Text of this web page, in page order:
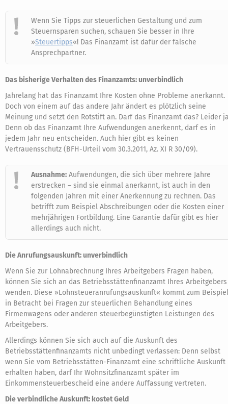
Wenn Sie Tipps zur steuerlichen Gestaltung und zum
Steuernsparen suchen, schauen Sie besser in Ihre
»Steuertipps«! Das Finanzamt ist dafür der falsche
Ansprechpartner.
Das bisherige Verhalten des Finanzamts: unverbindlich
Jahrelang hat das Finanzamt Ihre Kosten ohne Probleme anerkannt.
Doch von einem auf das andere Jahr ändert es plötzlich seine
Meinung und setzt den Rotstift an. Darf das Finanzamt das? Leider
Denn ob das Finanzamt Ihre Aufwendungen anerkennt, darf es in
jedem Jahr neu entscheiden. Auch hier gibt es keinen
Vertrauensschutz (BFH-Urteil vom 30.3.2011, Az. XI R 30/09).
Ausnahme: Aufwendungen, die sich über mehrere Jahre
erstrecken – sind sie einmal anerkannt, ist auch in den
folgenden Jahren mit einer Anerkennung zu rechnen. Das
betrifft zum Beispiel Abschreibungen oder die Kosten einer
mehrjährigen Fortbildung. Eine Garantie dafür gibt es hier
allerdings auch nicht.
Die Anrufungsauskunft: unverbindlich
Wenn Sie zur Lohnabrechnung Ihres Arbeitgebers Fragen haben,
können Sie sich an das Betriebsstättenfinanzamt Ihres Arbeitgebers
wenden. Diese »Lohnsteueranrufungsauskunft« kommt zum Beispiel
in Betracht bei Fragen zur steuerlichen Behandlung eines
Firmenwagens oder anderen steuerbegünstigten Leistungen des
Arbeitgebers.
Allerdings können Sie sich auch auf die Auskunft des
Betriebsstättenfinanzamts nicht unbedingt verlassen: Denn selbst
wenn Sie vom Betriebsstätten-Finanzamt eine schriftliche Auskunft
erhalten haben, darf Ihr Wohnsitzfinanzamt später im
Einkommensteuerbescheid eine andere Auffassung vertreten.
Die verbindliche Auskunft: kostet Geld